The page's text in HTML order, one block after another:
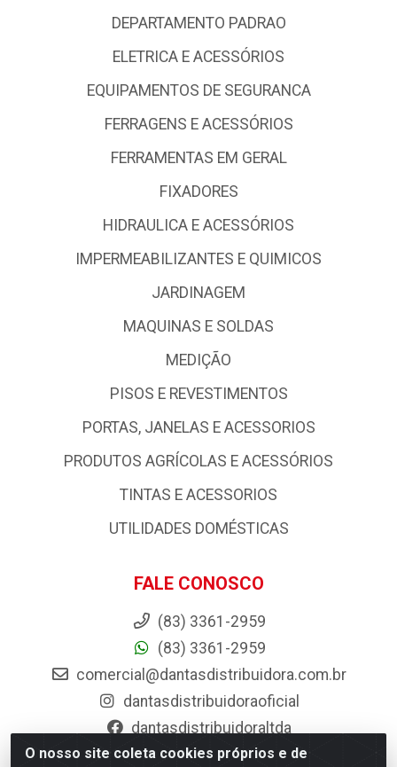
O nosso site coleta cookies próprios e de
DEPARTAMENTO PADRAO
ELETRICA E ACESSÓRIOS
EQUIPAMENTOS DE SEGURANCA
FERRAGENS E ACESSÓRIOS
FERRAMENTAS EM GERAL
FIXADORES
HIDRAULICA E ACESSÓRIOS
IMPERMEABILIZANTES E QUIMICOS
JARDINAGEM
MAQUINAS E SOLDAS
MEDIÇÃO
PISOS E REVESTIMENTOS
PORTAS, JANELAS E ACESSORIOS
PRODUTOS AGRÍCOLAS E ACESSÓRIOS
TINTAS E ACESSORIOS
UTILIDADES DOMÉSTICAS
FALE CONOSCO
(83) 3361-2959
(83) 3361-2959
comercial@dantasdistribuidora.com.br
dantasdistribuidoraoficial
dantasdistribuidoraltda